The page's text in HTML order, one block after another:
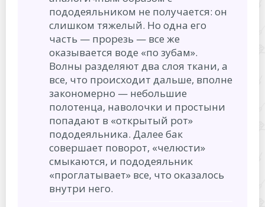
пододеяльником не получается: он
слишком тяжелый. Но одна его
часть — прорезь — все же
оказывается воде «по зубам».
Волны разделяют два слоя ткани, а
все, что происходит дальше, вполне
закономерно — небольшие
полотенца, наволочки и простыни
попадают в «открытый рот»
пододеяльника. Далее бак
совершает поворот, «челюсти»
смыкаются, и пододеяльник
«проглатывает» все, что оказалось
внутри него.